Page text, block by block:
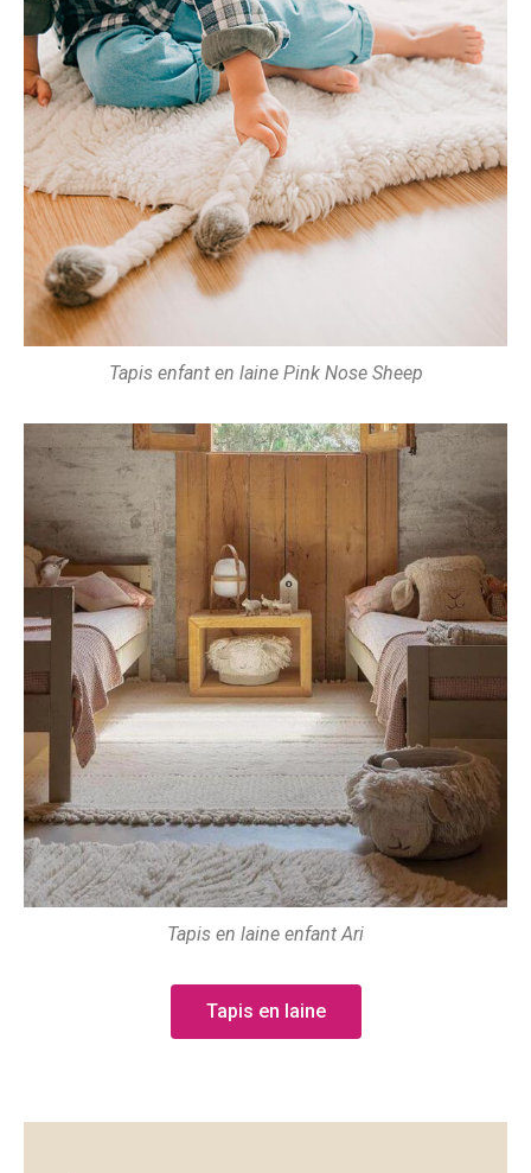
Tapis enfant en laine Pink Nose Sheep
Tapis en laine enfant Ari
Tapis en laine